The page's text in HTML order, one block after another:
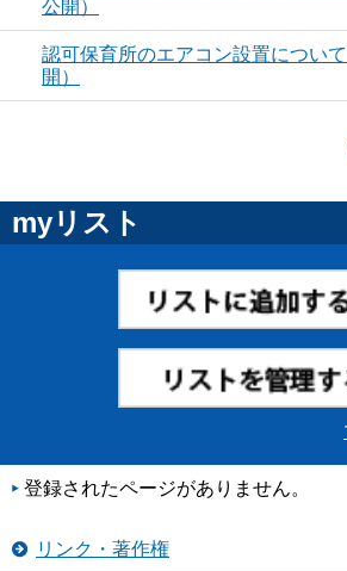
公開）
認可保育所のエアコン設置につい
開）
myリスト
登録されたページがありません。
リンク・著作権